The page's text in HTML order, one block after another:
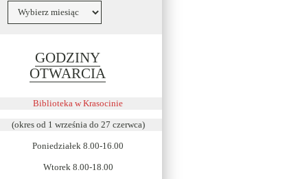
GODZINY
OTWARCIA
się
w
oknie
Biblioteka w Krasocinie
(okres od 1 września do 27 czerwca)
Poniedziałek 8.00-16.00
Wtorek 8.00-18.00